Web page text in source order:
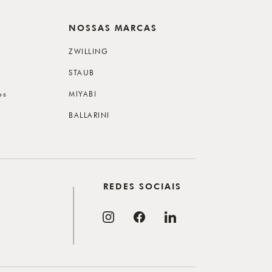
NOSSAS MARCAS
ZWILLING
STAUB
MIYABI
BALLARINI
REDES SOCIAIS